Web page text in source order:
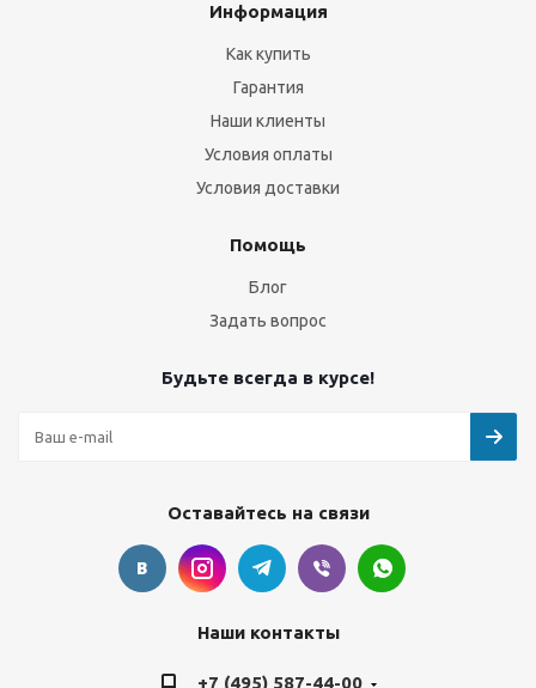
Информация
Как купить
Гарантия
Наши клиенты
Условия оплаты
Условия доставки
Помощь
Блог
Задать вопрос
Будьте всегда в курсе!
Оставайтесь на связи
Наши контакты
+7 (495) 587-44-00